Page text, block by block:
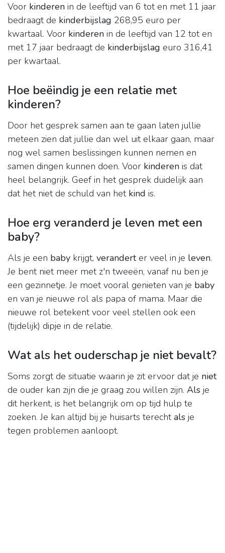
Voor kinderen in de leeftijd van 6 tot en met 11 jaar
bedraagt de kinderbijslag 268,95 euro per
kwartaal. Voor kinderen in de leeftijd van 12 tot en
met 17 jaar bedraagt de kinderbijslag euro 316,41
per kwartaal.
Hoe beëindig je een relatie met
kinderen?
Door het gesprek samen aan te gaan laten jullie
meteen zien dat jullie dan wel uit elkaar gaan, maar
nog wel samen beslissingen kunnen nemen en
samen dingen kunnen doen. Voor kinderen is dat
heel belangrijk. Geef in het gesprek duidelijk aan
dat het niet de schuld van het kind is.
Hoe erg veranderd je leven met een
baby?
Als je een baby krijgt, veranderter veel in je leven.
Je bent niet meer met z'n tweeën, vanaf nu ben je
een gezinnetje. Je moet vooral genieten van je baby
en van je nieuwe rol als papa of mama. Maar die
nieuwe rol betekent voor veel stellen ook een
(tijdelijk) dipje in de relatie.
Wat als het ouderschap je niet bevalt?
Soms zorgt de situatie waarin je zit ervoor dat je niet
de ouder kan zijn die je graag zou willen zijn. Als je
dit herkent, is het belangrijk om op tijd hulp te
zoeken. Je kan altijd bij je huisarts terechtals je
tegen problemen aanloopt.